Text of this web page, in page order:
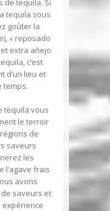
de tequila. Si
tequila sous
goûter la
« reposado
et extra añejo
c’est
d’un lieu et
temps.
tequila vous
le terroir
de
saveurs
les
l’agave frais
avons
saveurs et
expérience